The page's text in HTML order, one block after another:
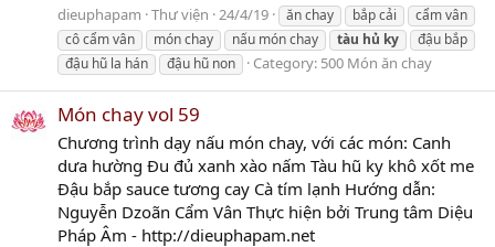
dieuphapam Thư viện 24/4/19 ăn chay bắp cải
cẩm vân
cô cẩm vân
món chay nấu món chay tàu hủ ky
đậu bắp
đậu hũ la hán
đậu hũ non Category: 500 Món ăn chay
Món chay vol 59
Chương trình dạy nấu món chay, với các món: Canh
dưa hường Đu đủ xanh xào nấm Tàu hũ ky khô xốt me
Đậu bắp sauce tương cay Cà tím lạnh Hướng dẫn:
Nguyễn Dzoãn Cẩm Vân Thực hiện bởi Trung tâm Diệu
Pháp Âm - http://dieuphapam.net